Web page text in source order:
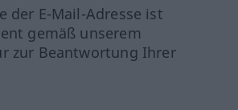
der E-Mail-Adresse ist
gemäß unserem
zur Beantwortung Ihrer